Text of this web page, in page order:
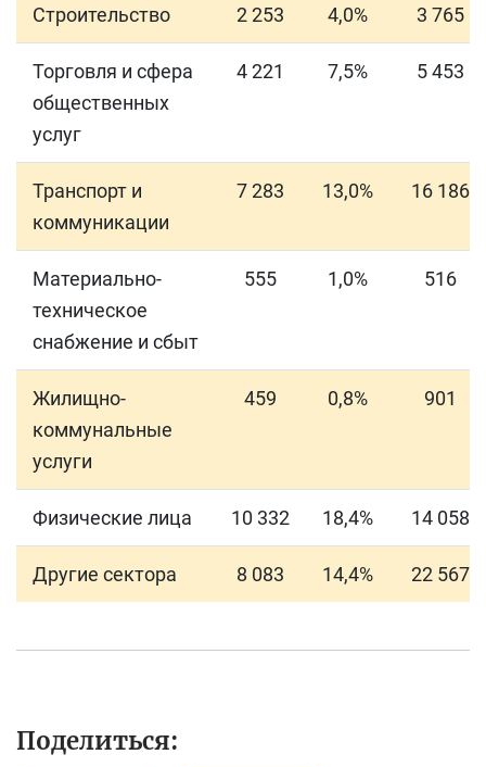
Строительство 2 253 4,0% 3 765
Торговля и сфера
общественных
услуг
4 221 7,5% 5 453
Транспорт и
коммуникации
7 283 13,0% 16 186
Материально-
техническое
снабжение и сбыт
555 1,0% 516
Жилищно-
коммунальные
услуги
459 0,8% 901
Физические лица 10 332 18,4% 14 058
Другие сектора 8 083 14,4% 22 567
Поделиться: